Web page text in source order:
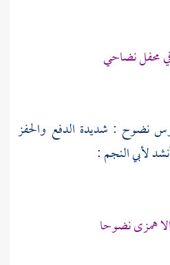
محفل نضاحي
نضوح : شديدة الدفع والحفز
لأبي النجم:
همزى نضوحا